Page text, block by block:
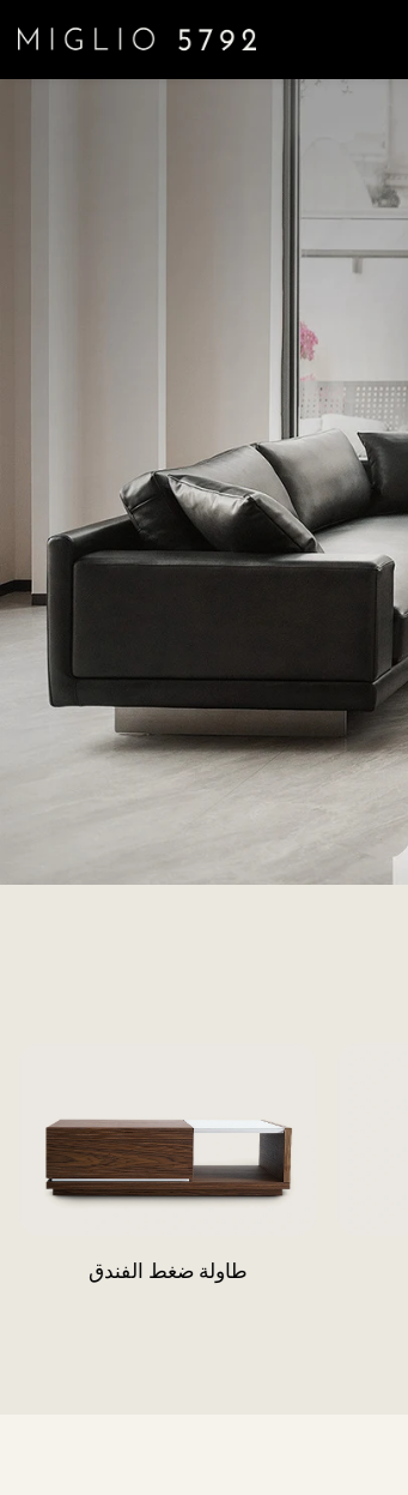
جدول مأدبة الفندق